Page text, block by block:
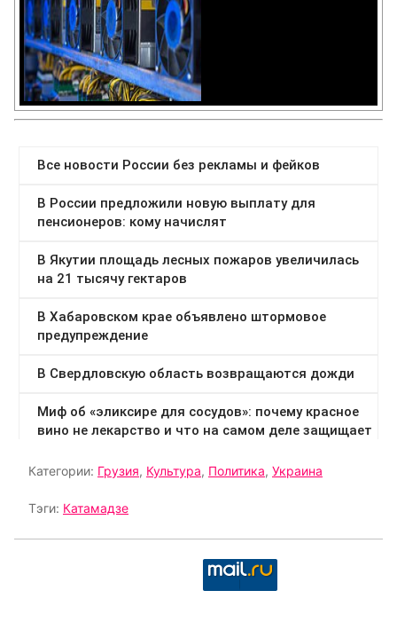
Категории: Грузия, Культура, Политика, Украина
Тэги: Катамадзе